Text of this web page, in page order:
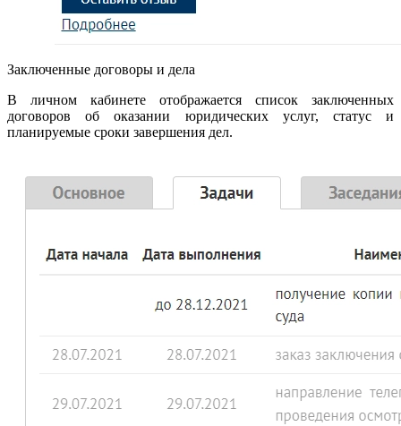
Заключенные договоры и дела
В личном кабинете отображается список заключенных
договоров об оказании юридических услуг, статус и
планируемые сроки завершения дел.